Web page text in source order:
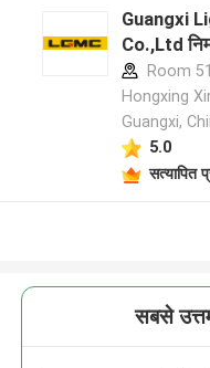
Guangxi
Co.,Ltd
Room
Hongxing
Guangxi,
5.0
सत्यापित
सबसे